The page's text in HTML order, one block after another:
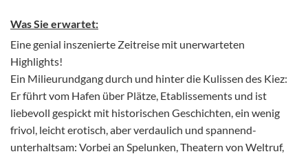
Was Sie erwartet:
Eine genial inszenierte Zeitreise mit unerwarteten
Highlights!
Ein Milieurundgang durch und hinter die Kulissen des Kiez:
Er führt vom Hafen über Plätze, Etablissements und ist
liebevoll gespickt mit historischen Geschichten, ein wenig
frivol, leicht erotisch, aber verdaulich und spannend-
unterhaltsam: Vorbei an Spelunken, Theatern von Weltruf,